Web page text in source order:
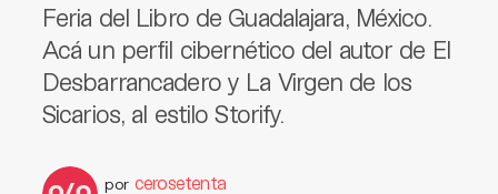
Feria del Libro de Guadalajara, México.
Acá un perfil cibernético del autor de El
Desbarrancadero y La Virgen de los
Sicarios, al estilo Storify.
por cerosetenta